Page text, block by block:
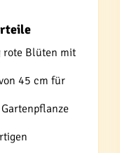
rote Blüten mit
45 cm für